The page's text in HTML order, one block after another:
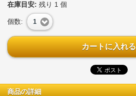
在庫目安: 残り 1 個
個数: 1
カートに入れる
商品の詳細